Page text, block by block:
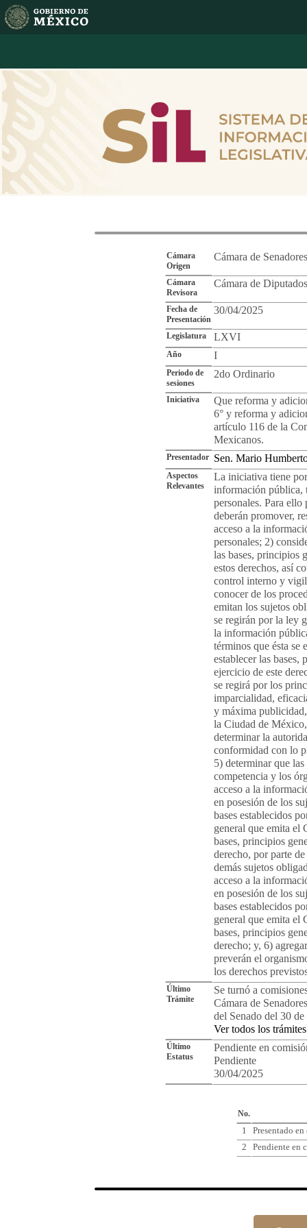
Cámara
Origen
Cámara de Senadores
Cámara
Revisora
Cámara de Diputados
Fecha de
Presentación
30/04/2025
Legislatura LXVI
Año I
Periodo de
sesiones
2do Ordinario
Iniciativa
Que reforma y
6° y reforma y
artículo 116 de la
Mexicanos.
Presentador Sen. Mario
Aspectos
Relevantes
La iniciativa tiene
información pública,
personales. Para
deberán promover,
acceso a la
personales; 2)
las bases, principios
estos derechos, así
control interno y
conocer de los
emitan los sujetos
se regirán por la ley
la información
términos que ésta se
establecer las
ejercicio de este
se regirá por los
imparcialidad,
y máxima
la Ciudad de
determinar la
conformidad con lo
5) determinar que
competencia y los
acceso a la
en posesión de los
bases establecidos
general que emita el
bases, principios
derecho, por parte
demás sujetos
acceso a la
en posesión de los
bases establecidos
general que emita el
bases, principios
derecho; y, 6)
preverán el
los derechos
Último
Trámite
Se turnó a
Cámara de
del Senado del 30
Ver todos los trámites
Último
Estatus
Pendiente en
Pendiente
30/04/2025
No.
1
Presentado
2
Pendiente en